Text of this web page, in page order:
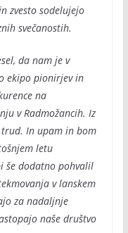
zvesto sodelujejo
svečanostih.
da nam je v
ekipo pionirjev in
na
v Radmožancih. Iz
In upam in bom
letu
še dodatno pohvalil
v lanskem
za nadaljnje
naše društvo